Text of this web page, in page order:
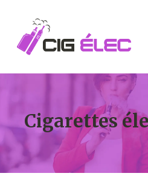
Cigarettes